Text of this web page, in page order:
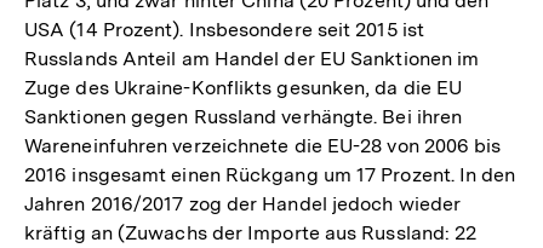
USA (14 Prozent). Insbesondere seit 2015 ist
Russlands Anteil am Handel der EU Sanktionen im
Zuge des Ukraine-Konflikts gesunken, da die EU
Sanktionen gegen Russland verhängte. Bei ihren
Wareneinfuhren verzeichnete die EU-28 von 2006 bis
2016 insgesamt einen Rückgang um 17 Prozent. In den
Jahren 2016/2017 zog der Handel jedoch wieder
kräftig an (Zuwachs der Importe aus Russland: 22